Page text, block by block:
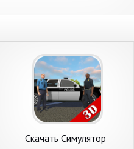
Скачать Симулятор